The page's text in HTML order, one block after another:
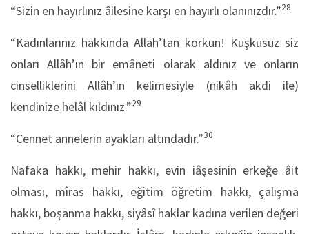
“Sizin en hayırlınız âilesine karşı en hayırlı olanınızdır.”28
“Kadınlarınız hakkında Allah’tan korkun! Kuşkusuz siz
onları Allâh’ın bir emâneti olarak aldınız ve onların
cinselliklerini Allâh’ın kelimesiyle (nikâh akdi ile)
kendinize helâl kıldınız.”29
“Cennet annelerin ayakları altındadır.”30
Nafaka hakkı, mehir hakkı, evin iâşesinin erkeğe âit
olması, mîras hakkı, eğitim öğretim hakkı, çalışma
hakkı, boşanma hakkı, siyâsî haklar kadına verilen değeri